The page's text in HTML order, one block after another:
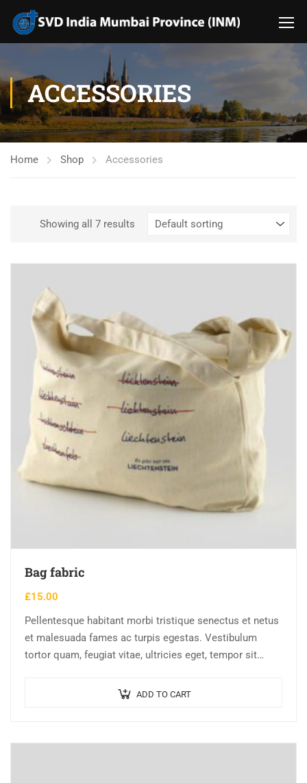
ACCESSORIES
Home Shop Accessories
Showing all 7 results
Bag fabric
£15.00
Pellentesque habitant morbi tristique senectus et netus
et malesuada fames ac turpis egestas. Vestibulum
tortor quam, feugiat vitae, ultricies eget, tempor sit
ADD TO CART